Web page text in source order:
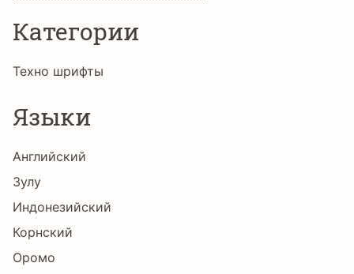
Категории
Техно шрифты
Языки
Английский
Зулу
Индонезийский
Корнский
Оромо